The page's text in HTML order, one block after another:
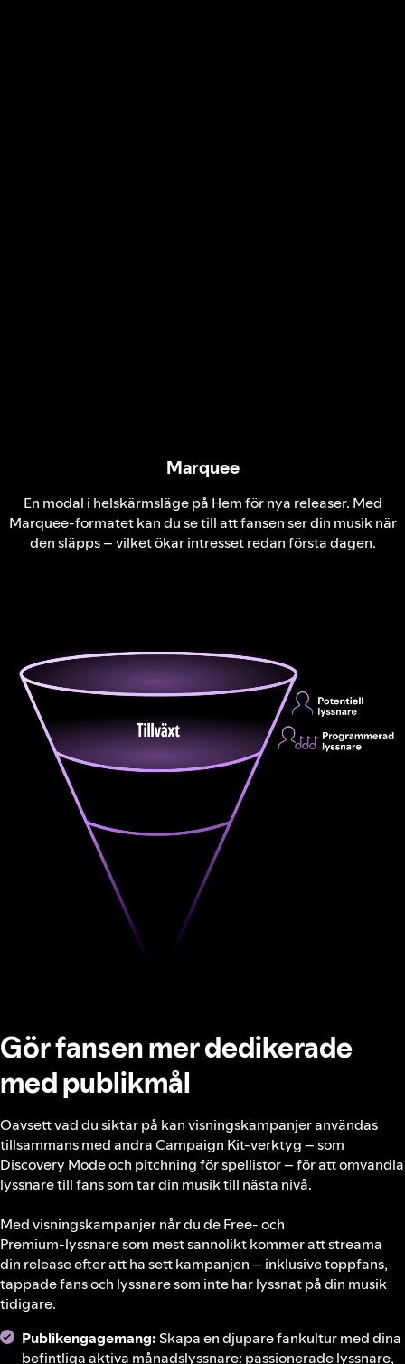
Marquee
En modal i helskärmsläge på Hem för nya releaser. Med
Marquee‑formatet kan du se till att fansen ser din musik när
den släpps – vilket ökar intresset redan första dagen.
Gör fansen mer dedikerade
med publikmål
Oavsett vad du siktar på kan visningskampanjer användas
tillsammans med andra Campaign Kit-verktyg – som
Discovery Mode och pitchning för spellistor – för att omvandla
lyssnare till fans som tar din musik till nästa nivå.
Med visningskampanjer når du de Free‑ och
Premium‑lyssnare som mest sannolikt kommer att streama
din release efter att ha sett kampanjen – inklusive toppfans,
tappade fans och lyssnare som inte har lyssnat på din musik
tidigare.
Publikengagemang:Skapa en djupare fankultur med dina
befintliga aktiva månadslyssnare: passionerade lyssnare,